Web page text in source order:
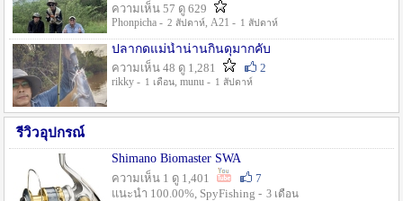
ความเห็น 57 ดู 629
Phonpicha - 2 สัปดาห์, A21 - 1 สัปดาห์
ปลากดแม่น้ำน่านกินดุมากคับ
ความเห็น 48 ดู 1,281
2
rikky - 1 เดือน, munu - 1 สัปดาห์
รีวิวอุปกรณ์
Shimano Biomaster SWA
ความเห็น 1 ดู 1,401
7
แนะนำ 100.00%, SpyFishing - 3 เดือน